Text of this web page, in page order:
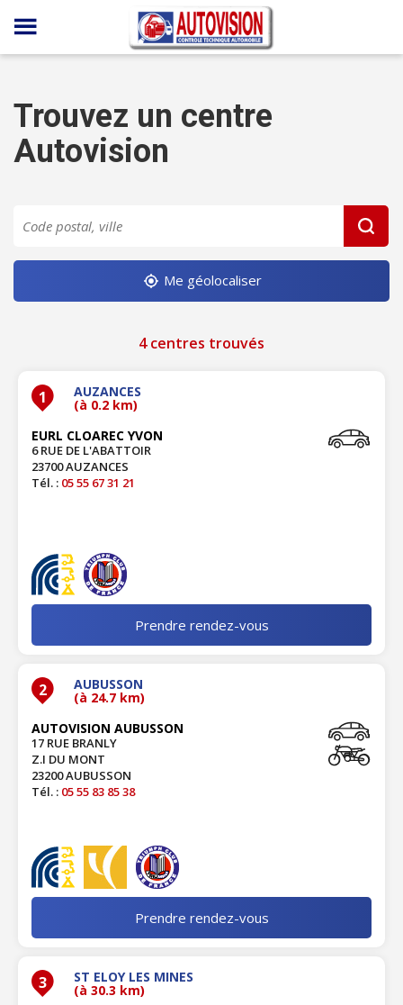
Panneau de gestion des cookies
Trouvez un centre
Autovision
Me géolocaliser
4 centres trouvés
1 AUZANCES
(à 0.2 km)
EURL CLOAREC YVON
6 RUE DE L'ABATTOIR
23700 AUZANCES
Tél. : 05 55 67 31 21
Prendre rendez-vous
2 AUBUSSON
(à 24.7 km)
AUTOVISION AUBUSSON
17 RUE BRANLY
Z.I DU MONT
23200 AUBUSSON
Tél. : 05 55 83 85 38
Prendre rendez-vous
3 ST ELOY LES MINES
(à 30.3 km)